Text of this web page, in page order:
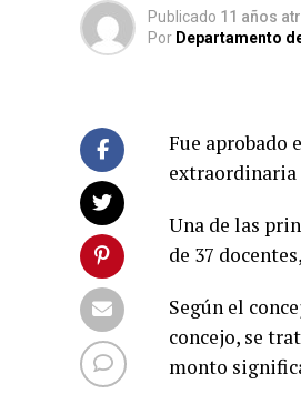
Publicado 11 años
Por Departamento
Fue aprobado
extraordinaria
Una de las
de 37
Según el
concejo, se
monto